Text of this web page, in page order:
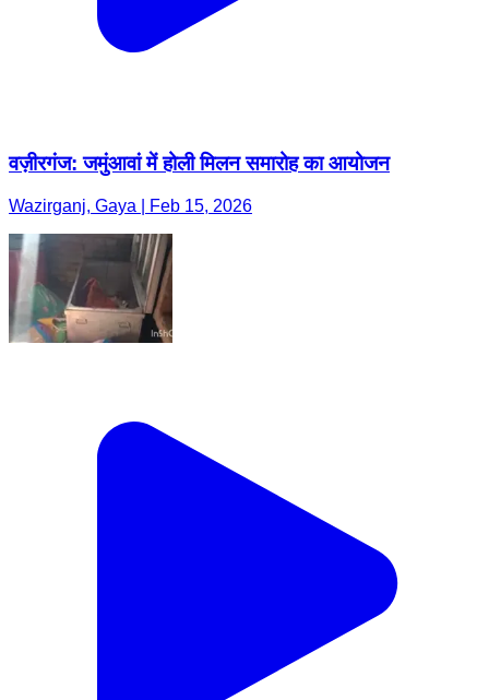
वज़ीरगंज: जमुंआवां में होली मिलन समारोह का आयोजन
Wazirganj, Gaya | Feb 15, 2026